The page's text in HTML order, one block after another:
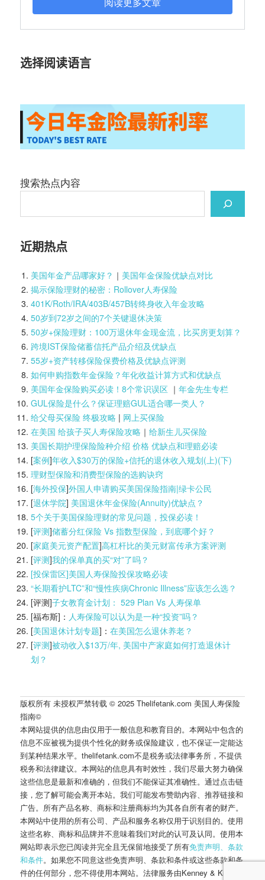
选择阅读语言
搜索热点内容
近期热点
美国年金产品哪家好？ ｜ 美国年金保险优缺点对比
揭示保险理财的秘密：Rollover人寿保险
401K/Roth/IRA/403B/457B转终身收入年金攻略
50岁到72岁之间的7个关键退休决策
50岁+保险理财：100万退休年金现金流，比买房更划算？
跨境IST保险储蓄信托产品介绍及优缺点
55岁+资产转移保险保费价格及优缺点评测
如何申购指数年金保险？年化收益计算方式和优缺点
美国年金保险购买必读！8个常识误区｜ 年金先生专栏
GUL保险是什么？保证理赔GUL适合哪一类人？
给父母买保险 终极攻略| 网上买保险
在美国 给孩子买人寿保险攻略｜ 给新生儿买保险
美国长期护理保险险种介绍 价格 优缺点和理赔必读
[案例]年收入$30万的保险+信托的退休收入规划(上)(下)
理财型保险和消费型保险的选购诀窍
[海外投保]外国人申请购买美国保险指南|绿卡公民
[退休学院] 美国退休年金保险(Annuity)优缺点？
5个关于美国保险理财的常见问题，投保必读！
[评测]储蓄分红保险 Vs 指数型保险，到底哪个好？
[家庭美元资产配置]高杠杆比的美元财富传承方案评测
[评测]我的保单真的买“对”了吗？
[投保雷区]美国人寿保险投保攻略必读
“长期看护LTC”和“慢性疾病Chronic Illness”应该怎么选？
[评测]子女教育金计划： 529 Plan Vs 人寿保单
[福布斯]： 人寿保险可以认为是一种“投资”吗？
[美国退休计划专题]： 在美国怎么退休养老？
[评测]被动收入$13万/年, 美国中产家庭如何打造退休计
划？
版权所有 未授权严禁转载 © 2025 Thelifetank.com 美国人寿保险
指南©️
本网站提供的信息由仅用于一般信息和教育目的。本网站中包含的
信息不应被视为提供个性化的财务或保险建议，也不保证一定能达
到某种结果水平。thelifetank.com不是税务或法律事务所，不提供
税务和法律建议。本网站的信息具有时效性，我们尽最大努力确保
这些信息是最新和准确的，但我们不能保证其准确性。通过点击链
接，您了解可能会离开本站。我们可能发布赞助内容、推荐链接和
广告。所有产品名称、商标和注册商标均为其各自所有者的财产。
本网站中使用的所有公司、产品和服务名称仅用于识别目的。使用
这些名称、商标和品牌并不意味着我们对此的认可及认同。使用本
网站即表示您已阅读并完全且无保留地接受了所有免责声明、条款
和条件。如果您不同意这些免责声明、条款和条件或这些条款和条
件的任何部分，您不得使用本网站。法律服务由Kenney & Kropff